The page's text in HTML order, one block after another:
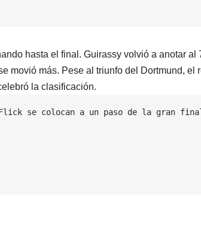
hasta el final. Guirassy volvió a anotar al
movió más. Pese al triunfo del Dortmund, el
la clasificación.
se colocan a un paso de la gran